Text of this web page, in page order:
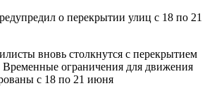
о перекрытии улиц с 18 по 21
вновь столкнутся с перекрытием
ограничения для движения
с 18 по 21 июня